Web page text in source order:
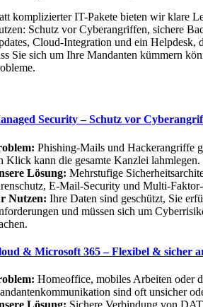
komplizierter IT-Pakete bieten wir klare
Schutz vor Cyberangriffen, sichere
Cloud-Integration und ein
Sie sich um Ihre Mandanten kümmern
Security – Schutz vor
Phishing-Mails und Hackerangriffe
Klick kann die gesamte Kanzlei lahmlegen.
Lösung: Mehrstufige
E-Mail-Security und Multi-
Nutzen: Ihre Daten sind geschützt, Sie
und müssen sich um
& Microsoft 365 – Flexibel & sicher
Homeoffice, mobiles Arbeiten oder
sind oft unsicher
Lösung: Sichere Verbindung von